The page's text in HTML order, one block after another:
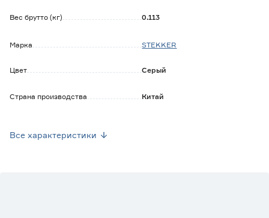
Вес брутто (кг) 0.113
Марка STEKKER
Цвет Серый
Страна производства Китай
Все характеристики